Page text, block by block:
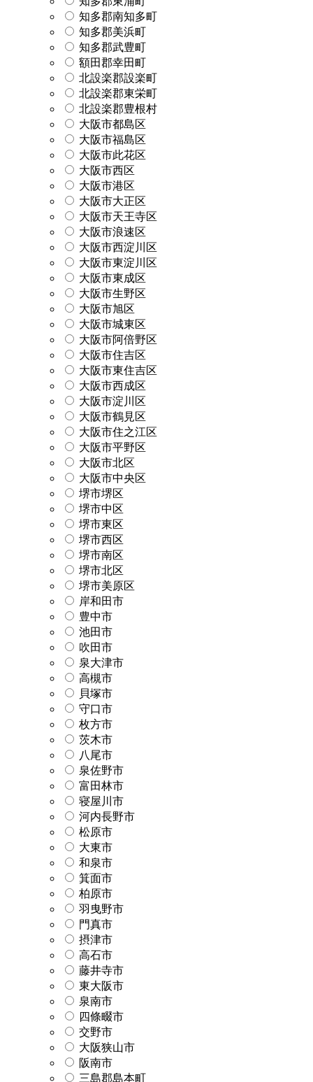
知多郡南知多町
知多郡美浜町
知多郡武豊町
額田郡幸田町
北設楽郡設楽町
北設楽郡東栄町
北設楽郡豊根村
大阪市都島区
大阪市福島区
大阪市此花区
大阪市西区
大阪市港区
大阪市大正区
大阪市天王寺区
大阪市浪速区
大阪市西淀川区
大阪市東淀川区
大阪市東成区
大阪市生野区
大阪市旭区
大阪市城東区
大阪市阿倍野区
大阪市住吉区
大阪市東住吉区
大阪市西成区
大阪市淀川区
大阪市鶴見区
大阪市住之江区
大阪市平野区
大阪市北区
大阪市中央区
堺市堺区
堺市中区
堺市東区
堺市西区
堺市南区
堺市北区
堺市美原区
岸和田市
豊中市
池田市
吹田市
泉大津市
高槻市
貝塚市
守口市
枚方市
茨木市
八尾市
泉佐野市
富田林市
寝屋川市
河内長野市
松原市
大東市
和泉市
箕面市
柏原市
羽曳野市
門真市
摂津市
高石市
藤井寺市
東大阪市
泉南市
四條畷市
交野市
大阪狭山市
阪南市
三島郡島本町